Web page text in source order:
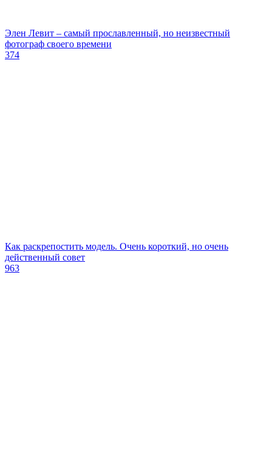
Элен Левит – самый прославленный, но неизвестный
фотограф своего времени
374
Как раскрепостить модель. Очень короткий, но очень
действенный совет
963